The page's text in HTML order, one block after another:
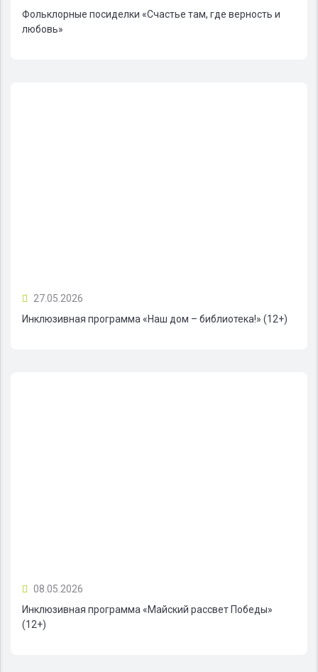
Фольклорные посиделки «Счастье там, где верность и
любовь»
27.05.2026
Инклюзивная программа «Наш дом – библиотека!» (12+)
08.05.2026
Инклюзивная программа «Майский рассвет Победы»
(12+)